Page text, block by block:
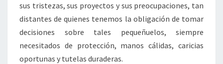
sus tristezas, sus proyectos y sus preocupaciones, tan
distantes de quienes tenemos la obligación de tomar
decisiones sobre tales pequeñuelos, siempre
necesitados de protección, manos cálidas, caricias
oportunas y tutelas duraderas.